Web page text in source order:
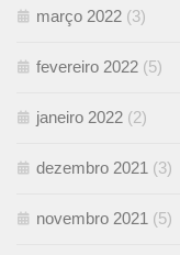
março 2022 (3)
fevereiro 2022 (5)
janeiro 2022 (2)
dezembro 2021 (3)
novembro 2021 (5)